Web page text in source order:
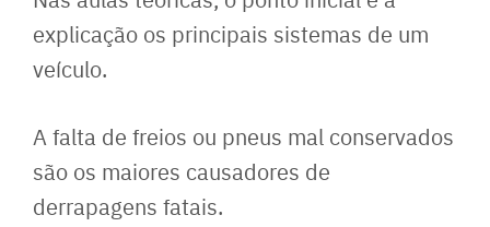
explicação os principais sistemas de um
veículo.
A falta de freios ou pneus mal conservados
são os maiores causadores de
derrapagens fatais.